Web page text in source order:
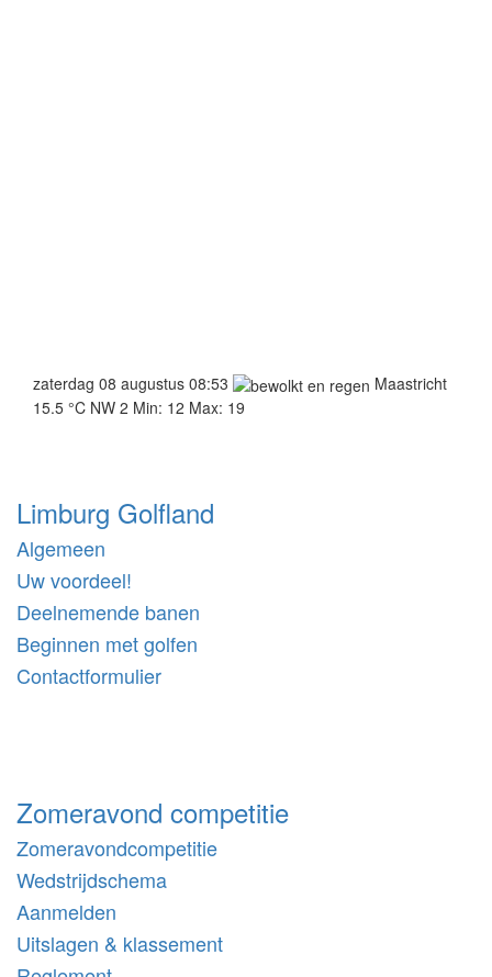
zaterdag 08 augustus 08:53
Maastricht
15.5 °C NW 2 Min: 12 Max: 19
Limburg Golfland
Algemeen
Uw voordeel!
Deelnemende banen
Beginnen met golfen
Contactformulier
Zomeravond competitie
Zomeravondcompetitie
Wedstrijdschema
Aanmelden
Uitslagen & klassement